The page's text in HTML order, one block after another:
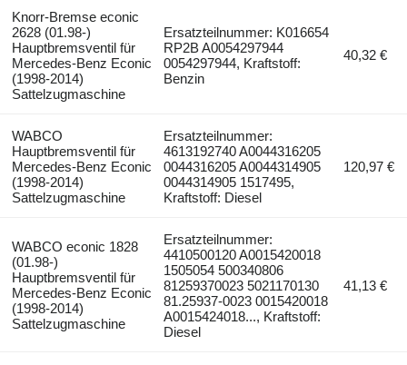
Knorr-Bremse econic
2628 (01.98-)
Hauptbremsventil für
Mercedes-Benz Econic
(1998-2014)
Sattelzugmaschine
Ersatzteilnummer: K016654
RP2B A0054297944
0054297944, Kraftstoff:
Benzin
40,32 €
WABCO
Hauptbremsventil für
Mercedes-Benz Econic
(1998-2014)
Sattelzugmaschine
Ersatzteilnummer:
4613192740 A0044316205
0044316205 A0044314905
0044314905 1517495,
Kraftstoff: Diesel
120,97 €
WABCO econic 1828
(01.98-)
Hauptbremsventil für
Mercedes-Benz Econic
(1998-2014)
Sattelzugmaschine
Ersatzteilnummer:
4410500120 A0015420018
1505054 500340806
81259370023 5021170130
81.25937-0023 0015420018
A0015424018..., Kraftstoff:
Diesel
41,13 €